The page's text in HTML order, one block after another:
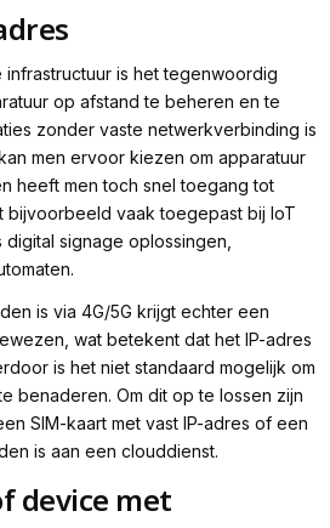
is het tegenwoordig
op afstand te beheren en te
zonder vaste netwerkverbinding is
men ervoor kiezen om apparatuur
heeft men toch snel toegang tot
bijvoorbeeld vaak toegepast bij IoT
signage oplossingen,
is via 4G/5G krijgt echter een
wat betekent dat het IP-adres
is het niet standaard mogelijk om
benaderen. Om dit op te lossen zijn
SIM-kaart met vast IP-adres of een
is aan een clouddienst.
device met